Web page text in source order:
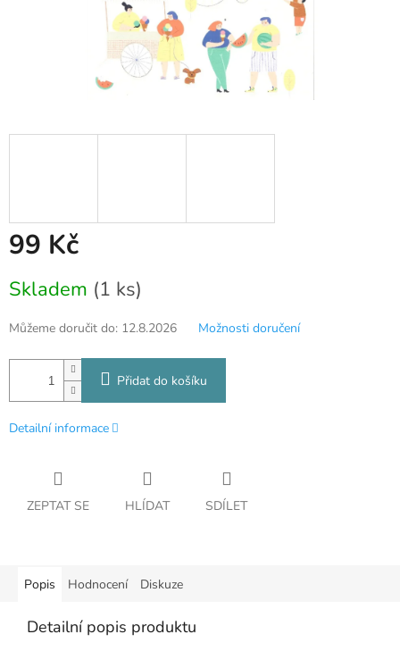
99 Kč
cena:
Skladem (1 ks)
Můžeme doručit do: 12.8.2026 Možnosti doručení
Přidat do košíku
Detailní informace
ZEPTAT SE HLÍDAT SDÍLET
Popis Hodnocení Diskuze
Detailní popis produktu